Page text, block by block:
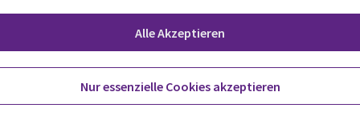
Region ein Hauptanliegen der LzO sei. Er freut
denn „bei persönlichen Problemen und
die Diakonie besser unterstützen.“
unverzichtbar, erläutern die beiden
Mües. Neben Trennung und Arbeitslosigkeit ist
Alle Akzeptieren
Nur essenzielle Cookies akzeptieren